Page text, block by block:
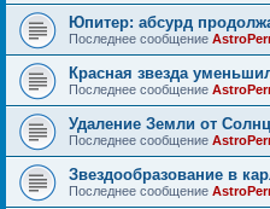
Юпитер: абсурд
Последнее сообщение
Красная звезда
Последнее сообщение
Удаление Земли от
Последнее сообщение
Звездообразование в
Последнее сообщение